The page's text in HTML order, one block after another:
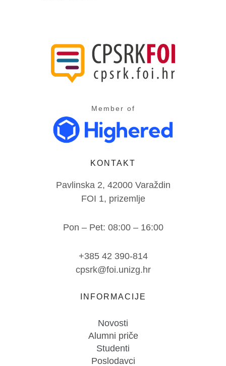
Member of
KONTAKT
Pavlinska 2, 42000 Varaždin
FOI 1, prizemlje
Pon – Pet: 08:00 – 16:00
+385 42 390-814
cpsrk@foi.unizg.hr
INFORMACIJE
Novosti
Alumni priče
Studenti
Poslodavci